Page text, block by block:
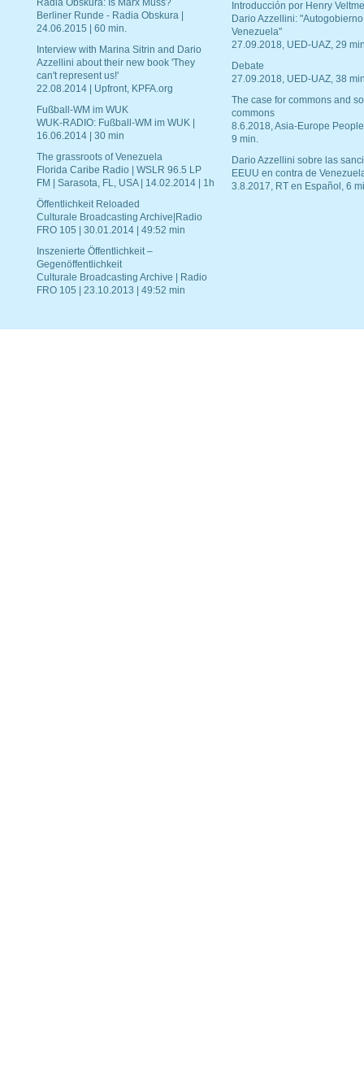
Radia Obskura: Is Marx Muss?
Berliner Runde - Radia Obskura |
24.06.2015 | 60 min.
Interview with Marina Sitrin and Dario
Azzellini about their new book 'They
can't represent us!'
22.08.2014 | Upfront, KPFA.org
Fußball-WM im WUK
WUK-RADIO: Fußball-WM im WUK |
16.06.2014 | 30 min
The grassroots of Venezuela
Florida Caribe Radio | WSLR 96.5 LP
FM | Sarasota, FL, USA | 14.02.2014 | 1h
Öffentlichkeit Reloaded
Culturale Broadcasting Archive|Radio
FRO 105 | 30.01.2014 | 49:52 min
Inszenierte Öffentlichkeit –
Gegenöffentlichkeit
Culturale Broadcasting Archive | Radio
FRO 105 | 23.10.2013 | 49:52 min
Introducción por Henry
Dario Azzellini:
Venezuela"
27.09.2018, UED-UAZ, 29
Debate
27.09.2018, UED-UAZ, 38
The case for commons and
commons
8.6.2018, Asia-Europe
9 min.
Dario Azzellini sobre las
EEUU en contra de
3.8.2017, RT en Español, 6